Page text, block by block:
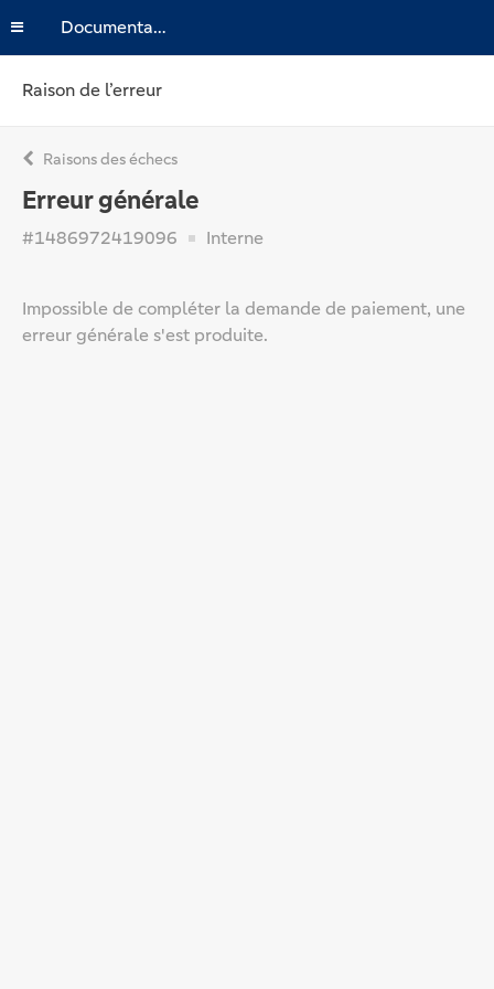
Documentation
Raison de l’erreur
Raisons des échecs
Erreur générale
#1486972419096 Interne
Impossible de compléter la demande de paiement, une
erreur générale s'est produite.